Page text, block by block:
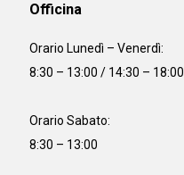
Officina
Orario Lunedì – Venerdì:
8:30 – 13:00 / 14:30 – 18:00
Orario Sabato:
8:30 – 13:00